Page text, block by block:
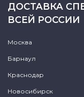
ДОСТАВКА
ВСЕЙ РОССИИ
Москва
Барнаул
Краснодар
Новосибирск